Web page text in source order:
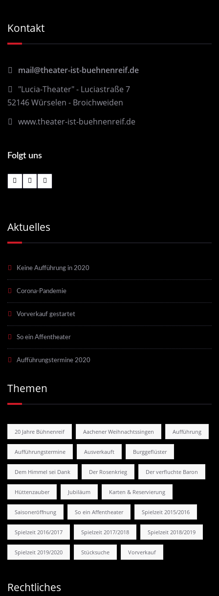
Kontakt
mail@theater-ist-buehnenreif.de
"Lucia-Theater" - Luciastraße 7
52146 Würselen - Broichweiden
www.theater-ist-buehnenreif.de
Folgt uns
Aktuelles
Keine Aufführung in 2020
Corona-Pandemie
Vorverkauf gestartet
So ein Affentheater
Aufführungstermine 2020
Themen
20 Jahre Bühnenreif Aachener Weihnachtssingen Aufführung
Aufführungstermine Ausverkauft Burggeflüster
Dem Himmel sei Dank Der Rosenkrieg Der verfluchte Baron
Hüttenzauber Jubiläum Karten & Reservierung
Saisoneröffnung So ein Affentheater Spielzeit 2015/2016
Spielzeit 2016/2017 Spielzeit 2017/2018 Spielzeit 2018/2019
Spielzeit 2019/2020 Stücksuche Vorverkauf
Rechtliches